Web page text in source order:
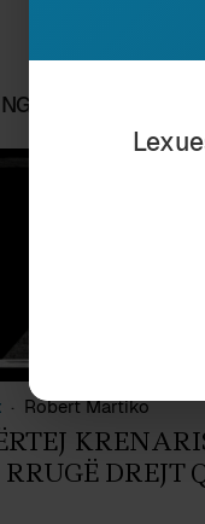
Robert Martiko
RRUGË DREJT